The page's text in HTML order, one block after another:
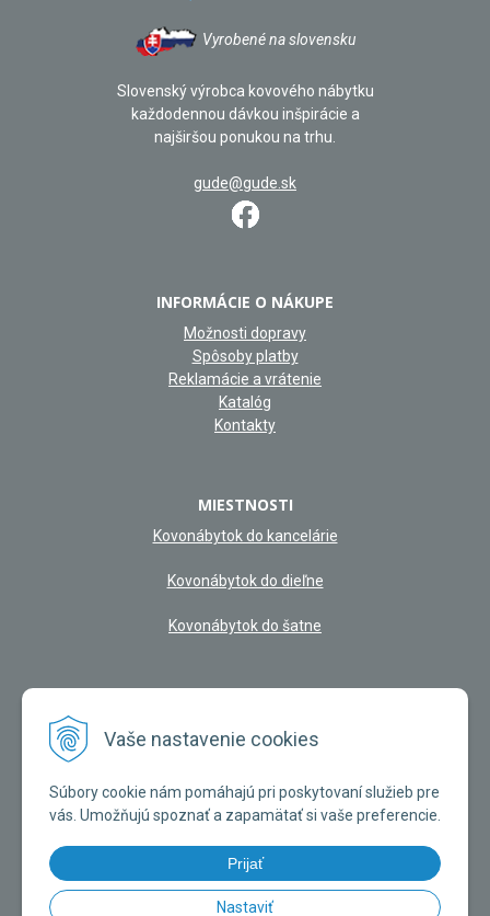
Vaše nastavenie cookies
Súbory cookie nám pomáhajú pri poskytovaní služieb pre
vás. Umožňujú spoznať a zapamätať si vaše preferencie.
Prijať
Nastaviť
Vyrobené na slovensku
Slovenský výrobca kovového nábytku
každodennou dávkou inšpirácie a
najširšou ponukou na trhu.
gude@gude.sk
INFORMÁCIE O NÁKUPE
Možnosti dopravy
Spôsoby platby
Reklamácie a vrátenie
Katalóg
Kontakty
MIESTNOSTI
Kovonábytok do kancelárie
Kovonábytok do dieľne
Kovonábytok do šatne